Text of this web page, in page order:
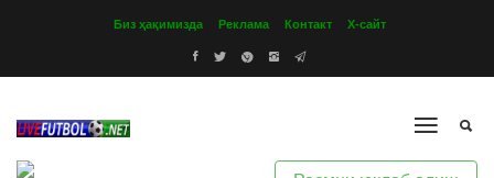
Биз ҳақимизда Реклама Контакт Х-сайт